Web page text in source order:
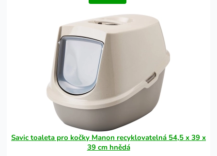
Savic toaleta pro kočky Manon recyklovatelná 54,5 x 39 x
39 cm hnědá